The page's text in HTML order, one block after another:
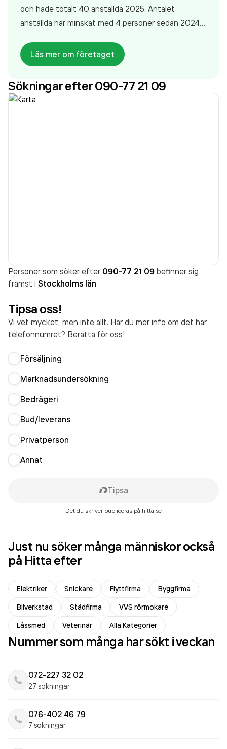
och hade totalt 40 anställda 2025. Antalet
anställda har minskat med 4 personer sedan 2024
är ett aktiebolag som varit aktivt sedan 1972.
Nordströms ELomsatte 90 897 000,00 kr
senaste räkenskapsåret (2025).
Läs mer om företaget
Sökningar efter 090-77 21 09
Personer som söker efter 090-77 21 09 befinner sig
främst i Stockholms län.
Tipsa oss!
Vi vet mycket, men inte allt. Har du mer info om det här
telefonnumret? Berätta för oss!
Försäljning
Marknadsundersökning
Bedrägeri
Bud/leverans
Privatperson
Annat
Tipsa
Det du skriver publiceras på hitta.se
Just nu söker många människor också
på Hitta efter
Elektriker Snickare Flyttfirma
Byggfirma
Bilverkstad
Städfirma
VVS rörmokare
Låssmed
Veterinär Alla Kategorier
Nummer som många har sökt i veckan
072-227 32 02
27 sökningar
076-402 46 79
7 sökningar